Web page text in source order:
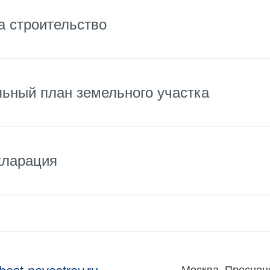
Привлечение
строительство
план земельного участка